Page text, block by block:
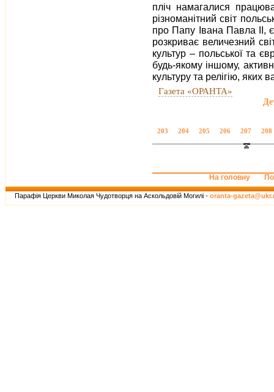
пліч намагалися
різноманітний світ
про Папу Івана Павла ІІ,
розкриває величезний
культур – польської та
будь-якому іншому,
культуру та релігію, яких
Газета «ОРАНТА»
203 204 205 206 207 208
На головну
Парафія Церкви Миколая Чудотворця на Аскольдовій Могилі - oranta-